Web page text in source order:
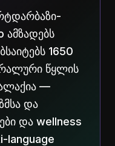
ამზადებს
1650
წყლის
—
და
და wellness
language